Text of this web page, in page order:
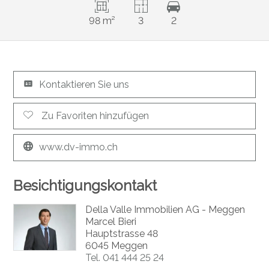
98 m² 3 2
Kontaktieren Sie uns
Zu Favoriten hinzufügen
www.dv-immo.ch
Besichtigungskontakt
Della Valle Immobilien AG - Meggen
Marcel Bieri
Hauptstrasse 48
6045 Meggen
Tel. 041 444 25 24